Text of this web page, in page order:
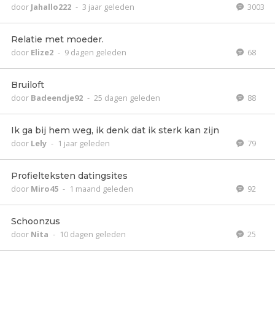
door Jahallo222 - 3 jaar geleden 3003
Relatie met moeder.
door Elize2 - 9 dagen geleden 68
Bruiloft
door Badeendje92 - 25 dagen geleden 88
Ik ga bij hem weg, ik denk dat ik sterk kan zijn
door Lely - 1 jaar geleden 79
Profielteksten datingsites
door Miro45 - 1 maand geleden 92
Schoonzus
door Nita - 10 dagen geleden 25